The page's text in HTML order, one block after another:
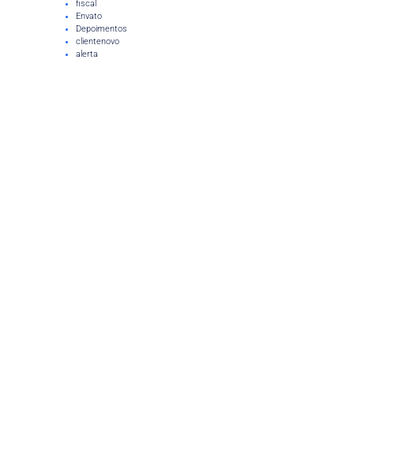
fiscal
Envato
Depoimentos
clientenovo
alerta